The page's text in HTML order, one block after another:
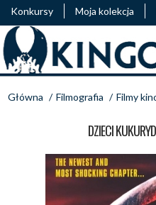
Konkursy Moja kolekcja
Główna / Filmografia / Filmy
DZIECI